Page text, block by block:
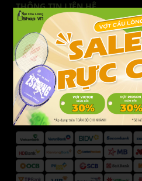
THÔNG TIN LIÊN HỆ
Liên hệ Vợt Cầu Lông Shop
Hotline CSKH:077.685.6666
Email:cskh@votcaulongshop.vn
DANH SÁCH NGÂN HÀNG